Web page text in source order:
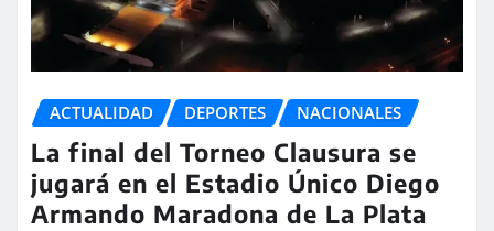
ACTUALIDAD DEPORTES NACIONALES
La final del Torneo Clausura se
jugará en el Estadio Único Diego
Armando Maradona de La Plata